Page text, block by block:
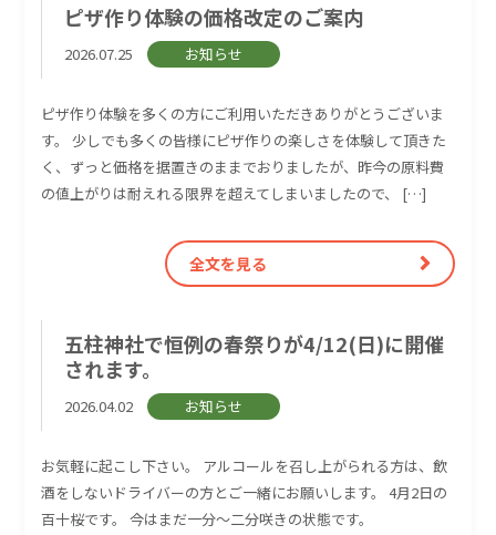
ピザ作り体験の価格改定のご案内
2026.07.25 お知らせ
ピザ作り体験を多くの方にご利用いただきありがとうございま
す。 少しでも多くの皆様にピザ作りの楽しさを体験して頂きた
く、ずっと価格を据置きのままでおりましたが、昨今の原料費
の値上がりは耐えれる限界を超えてしまいましたので、 […]
全文を見る
五柱神社で恒例の春祭りが4/12(日)に開催
されます。
2026.04.02 お知らせ
お気軽に起こし下さい。 アルコールを召し上がられる方は、飲
酒をしないドライバーの方とご一緒にお願いします。 4月2日の
百十桜です。 今はまだ一分～二分咲きの状態です。